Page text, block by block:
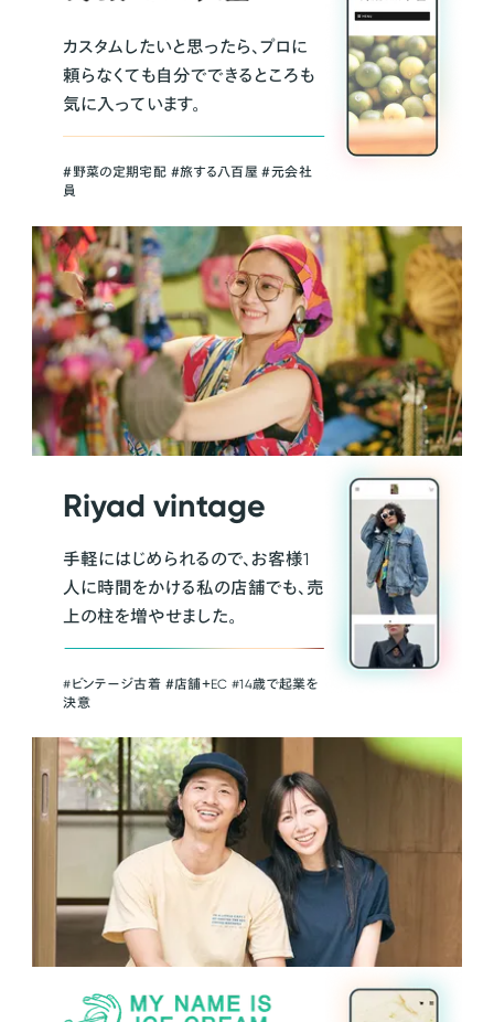
カスタムしたいと思ったら、プロに
頼らなくても自分でできるところも
気に入っています。
＃野菜の定期宅配 ＃旅する八百屋 ＃元会社
員
Riyad vintage
手軽にはじめられるので、お客様1
人に時間をかける私の店舗でも、売
上の柱を増やせました。
#ビンテージ古着 ＃店舗＋EC #14歳で起業を
決意